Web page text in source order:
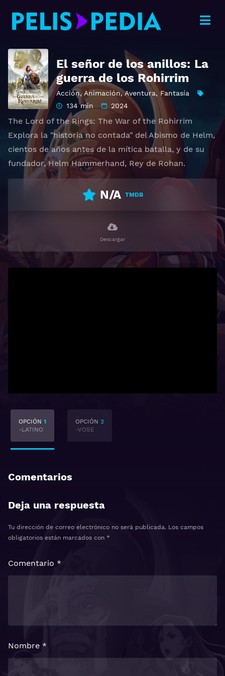
El señor de los anillos: La
guerra de los Rohirrim
Acción,Animación,Aventura,Fantasía
134 min
2024
The Lord of the Rings: The War of the Rohirrim
Explora la "historia no contada" del Abismo de Helm,
cientos de años antes de la mítica batalla, y de su
fundador, Helm Hammerhand, Rey de Rohan.
N/A TMDB
Descargar
OPCIÓN 1
-LATINO
OPCIÓN 2
-VOSE
Comentarios
Deja una respuesta
Tu dirección de correo electrónico no será publicada. Los campos
obligatorios están marcados con *
Comentario *
Nombre *